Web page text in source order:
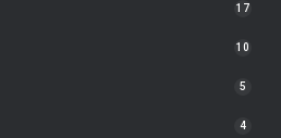
17
10
5
4